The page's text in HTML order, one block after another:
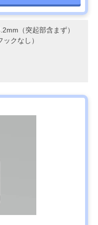
（突起部含まず）
クなし）